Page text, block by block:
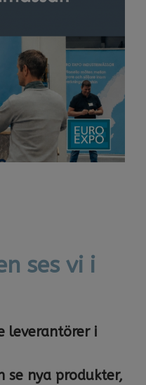
ses vi i
leverantörer i
se nya produkter,